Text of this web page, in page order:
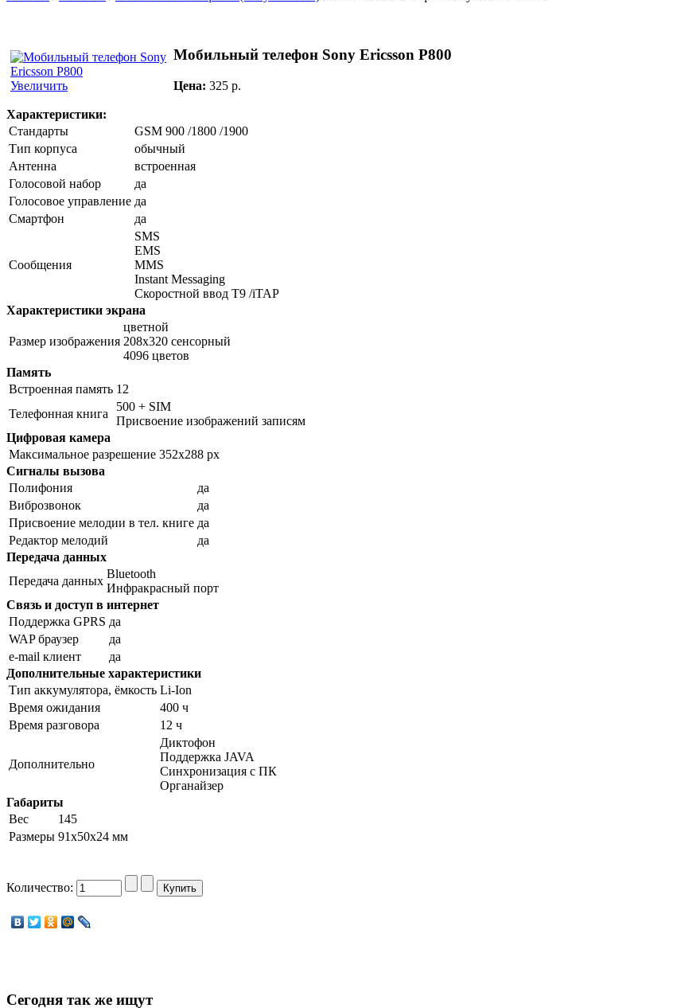
Увеличить
Мобильный телефон Sony Ericsson P800
Цена: 325 p.
Характеристики:
Стандарты
GSM 900 /1800 /1900
Тип корпуса
обычный
Антенна
встроенная
Голосовой набор
да
Голосовое управление да
Смартфон
да
Сообщения
SMS
EMS
MMS
Instant Messaging
Скоростной ввод T9 /iTAP
Характеристики экрана
Размер изображения
цветной
208x320 сенсорный
4096 цветов
Память
Встроенная память 12
Телефонная книга
500 + SIM
Присвоение изображений записям
Цифровая камера
Максимальное разрешение 352x288 px
Сигналы вызова
Полифония
да
Виброзвонок
да
Присвоение мелодии в тел. книге да
Редактор мелодий
да
Передача данных
Передача данных
Bluetooth
Инфракрасный порт
Связь и доступ в интернет
Поддержка GPRS да
WAP браузер
да
e-mail клиент
да
Дополнительные характеристики
Тип аккумулятора, ёмкость Li-Ion
Время ожидания
400 ч
Время разговора
12 ч
Дополнительно
Диктофон
Поддержка JAVA
Синхронизация с ПК
Органайзер
Габариты
Вес
145
Размеры 91х50х24 мм
Количество:
Сегодня так же ищут